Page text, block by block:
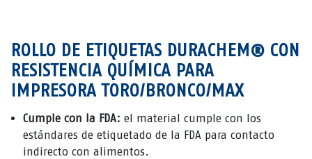
ROLLO DE ETIQUETAS DURACHEM® CON
RESISTENCIA QUÍMICA PARA
IMPRESORA TORO/BRONCO/MAX
Cumple con la FDA: el material cumple con los
estándares de etiquetado de la FDA para contacto
indirecto con alimentos.